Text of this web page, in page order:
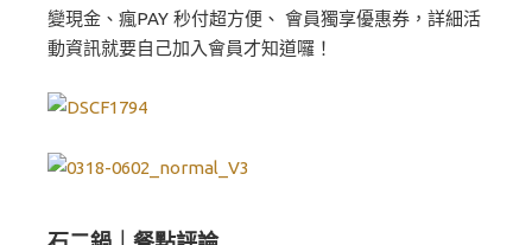
變現金、瘋PAY 秒付超方便、 會員獨享優惠券，詳細活
動資訊就要自己加入會員才知道囉！